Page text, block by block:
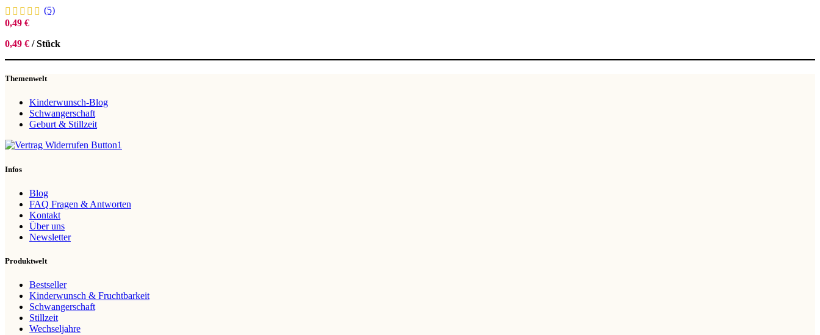
(5)
0,49 €
0,49 € /Stück
Themenwelt
Kinderwunsch-Blog
Schwangerschaft
Geburt & Stillzeit
Infos
Blog
FAQ Fragen & Antworten
Kontakt
Über uns
Newsletter
Produktwelt
Bestseller
Kinderwunsch & Fruchtbarkeit
Schwangerschaft
Stillzeit
Wechseljahre